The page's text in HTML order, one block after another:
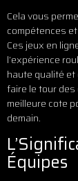
Cela vous
compétences
Ces jeux en
l’expérience
haute qualité
faire le tour
meilleure cote
demain.
Équipes